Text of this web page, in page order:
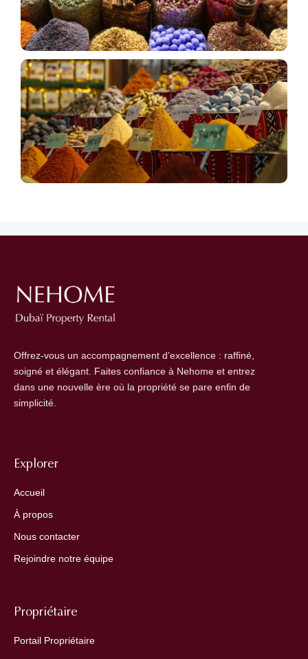
Offrez-vous un accompagnement d’excellence : raffiné,
soigné et élégant. Faites confiance à Nehome et entrez
dans une nouvelle ère où la propriété se pare enfin de
simplicité.
Explorer
Accueil
À propos
Nous contacter
Rejoindre notre équipe
Propriétaire
Portail Propriétaire